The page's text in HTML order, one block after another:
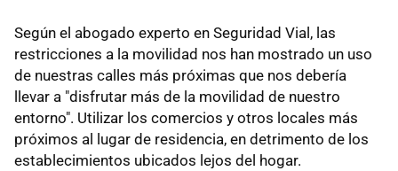
Según el abogado experto en Seguridad Vial, las
restricciones a la movilidad nos han mostrado un uso
de nuestras calles más próximas que nos debería
llevar a "disfrutar más de la movilidad de nuestro
entorno". Utilizar los comercios y otros locales más
próximos al lugar de residencia, en detrimento de los
establecimientos ubicados lejos del hogar.